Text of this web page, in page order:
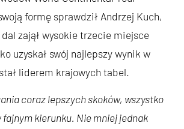
formę sprawdził Andrzej Kuch,
zajął wysokie trzecie miejsce
uzyskał swój najlepszy wynik w
liderem krajowych tabel.
coraz lepszych skoków, wszystko
fajnym kierunku. Nie mniej jednak